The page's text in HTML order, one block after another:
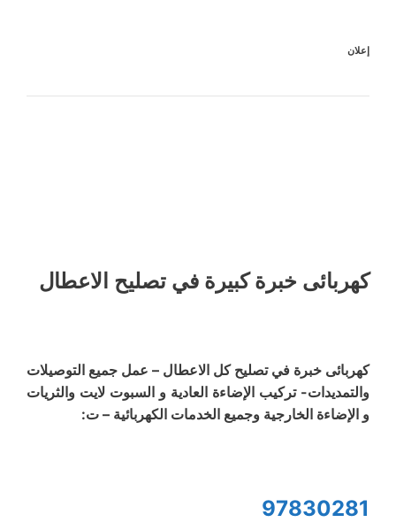
إعلان
كهربائى خبرة كبيرة في تصليح الاعطال
كهربائى خبرة في تصليح كل الاعطال – عمل جميع التوصيلات
والتمديدات- تركيب الإضاءة العادية و السبوت لايت والثريات
و الإضاءة الخارجية وجميع الخدمات الكهربائية – ت:
97830281